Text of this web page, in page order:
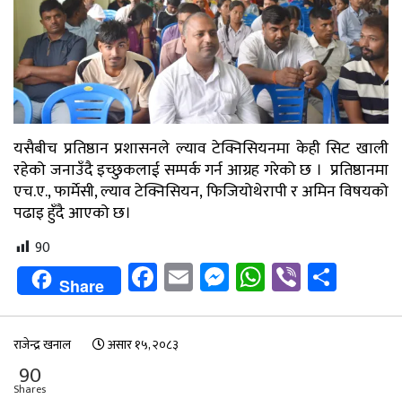
यसैबीच प्रतिष्ठान प्रशासनले ल्याव टेक्निसियनमा केही सिट खाली
रहेको जनाउँदै इच्छुकलाई सम्पर्क गर्न आग्रह गरेको छ । प्रतिष्ठानमा
एच.ए., फार्मेसी, ल्याव टेक्निसियन, फिजियोथेरापी र अमिन विषयको
पढाइ हुँदै आएको छ।
90
Share Facebook
EmailMessenger
WhatsApp
Viber
राजेन्द्र खनाल असार १५, २०८३
90
Shares